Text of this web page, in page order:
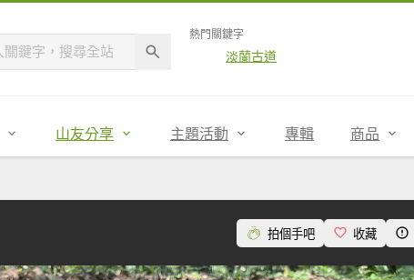
熱門關鍵字
淡蘭古道
山友分享 主題活動 專輯 商品
拍個手吧 收藏